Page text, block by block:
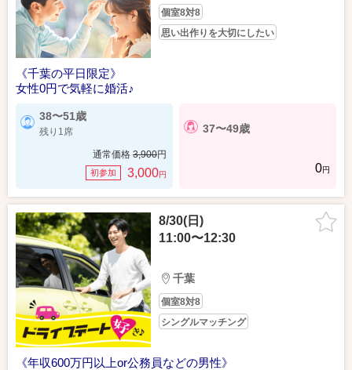
個室8対8
思い出作りを大切にしたい
《千葉の平日限定》
女性0円で気軽に婚活♪
38〜51歳
残り1席
通常価格 3,900円
初参加 3,000円
37〜49歳
0円
8/30(日)
11:00〜12:30
千葉
個室8対8
シングルマッチング
《年収600万円以上or公務員などの男性》